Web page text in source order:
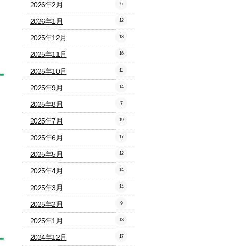
2026年2月 6
2026年1月 12
2025年12月 18
2025年11月 16
2025年10月 11
2025年9月 14
2025年8月 7
2025年7月 19
2025年6月 17
2025年5月 12
2025年4月 14
2025年3月 14
2025年2月 9
2025年1月 18
2024年12月 17